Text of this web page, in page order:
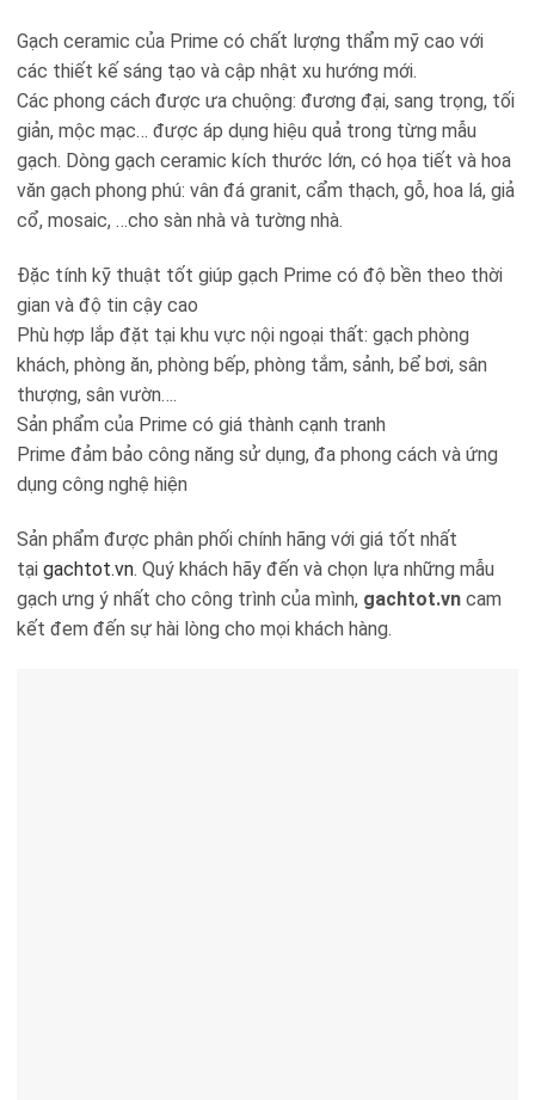
Gạch ceramic của Prime có chất lượng thẩm mỹ cao với
các thiết kế sáng tạo và cập nhật xu hướng mới.
Các phong cách được ưa chuộng: đương đại, sang trọng, tối
giản, mộc mạc… được áp dụng hiệu quả trong từng mẫu
gạch. Dòng gạch ceramic kích thước lớn, có họa tiết và hoa
văn gạch phong phú: vân đá granit, cẩm thạch, gỗ, hoa lá, giả
cổ, mosaic, …cho sàn nhà và tường nhà.
Đặc tính kỹ thuật tốt giúp gạch Prime có độ bền theo thời
gian và độ tin cậy cao
Phù hợp lắp đặt tại khu vực nội ngoại thất: gạch phòng
khách, phòng ăn, phòng bếp, phòng tắm, sảnh, bể bơi, sân
thượng, sân vườn….
Sản phẩm của Prime có giá thành cạnh tranh
Prime đảm bảo công năng sử dụng, đa phong cách và ứng
dụng công nghệ hiện
Sản phẩm được phân phối chính hãng với giá tốt nhất
tại gachtot.vn. Quý khách hãy đến và chọn lựa những mẫu
gạch ưng ý nhất cho công trình của mình, gachtot.vn cam
kết đem đến sự hài lòng cho mọi khách hàng.